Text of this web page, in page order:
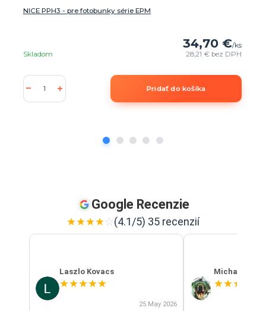
NICE PPH3 - pre fotobunky série EPM
34,70 €/ks
28,21 € bez DPH
Skladom
Pridať do košíka
Google Recenzie
★★★★☆(4.1/5) 35 recenzií
Laszlo Kovacs
★★★★★
25 May 2026
Michal Szabo
★★★